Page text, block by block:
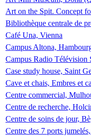
Art on the Spit. Concept
Bibliothèque centrale de
Café Una, Vienna
Campus Altona,
Campus Radio Télévision
Case study house, Saint
Cave et chais, Embres et
Centre commercial,
Centre de recherche,
Centre de soins de jour,
Centre des 7 ports